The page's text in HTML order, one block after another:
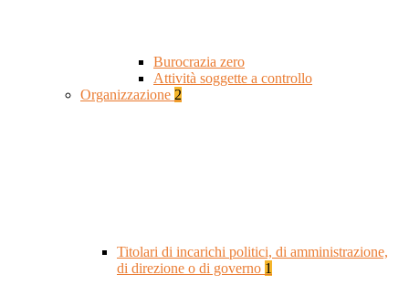
Burocrazia zero
Attività soggette a controllo
Organizzazione 2
Titolari di incarichi politici, di amministrazione,
di direzione o di governo 1